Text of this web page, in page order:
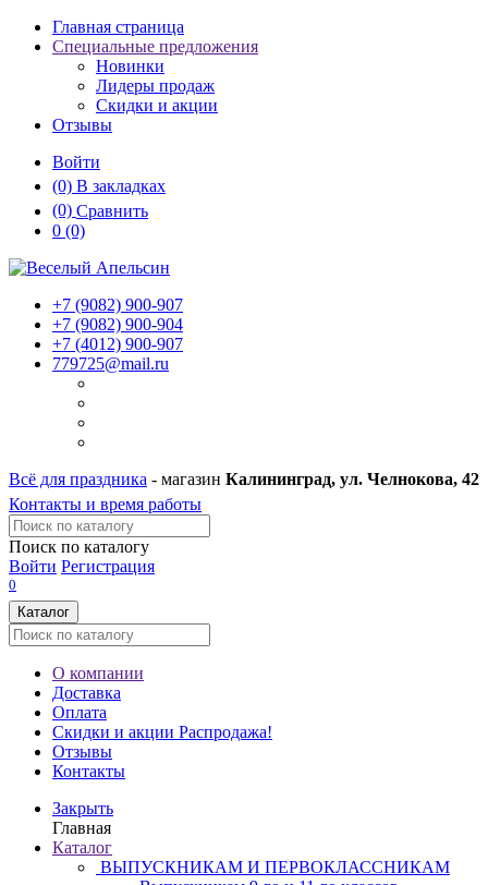
Главная страница
Специальные предложения
Новинки
Лидеры продаж
Скидки и акции
Отзывы
Войти
(0) В закладках
(0) Сравнить
0 (0)
+7 (9082) 900-907
+7 (9082) 900-904
+7 (4012) 900-907
779725@mail.ru
Всё для праздника - магазин Калининград, ул. Челнокова, 42
Контакты и время работы
Поиск по каталогу
Войти Регистрация
0
Каталог
О компании
Доставка
Оплата
Скидки и акции Распродажа!
Отзывы
Контакты
Закрыть
Главная
Каталог
ВЫПУСКНИКАМ И ПЕРВОКЛАССНИКАМ